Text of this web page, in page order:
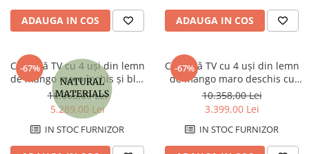
ADAUGA IN COS ADAUGA IN COS
-67%
Comodă TV cu 4 uși din lemn
de mango maro închis și blat
din marmură crem Essence
170 x 40 x 60 cm
16.065,00 Lei
5.289,00 Lei
IN STOC FURNIZOR
-67%
Comodă TV cu 4 uși din lemn
de mango maro deschis cu
fronturi striate și detalii
rotunjite Paradis 160 x 40 x 60
cm
10.358,00 Lei
3.399,00 Lei
IN STOC FURNIZOR